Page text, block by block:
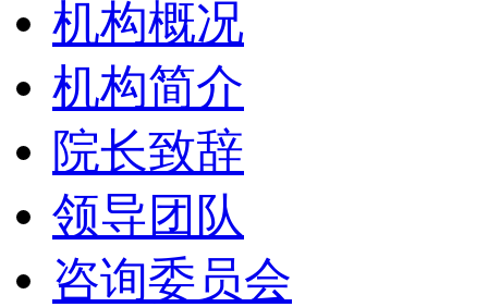
机构概况
机构简介
院长致辞
领导团队
咨询委员会